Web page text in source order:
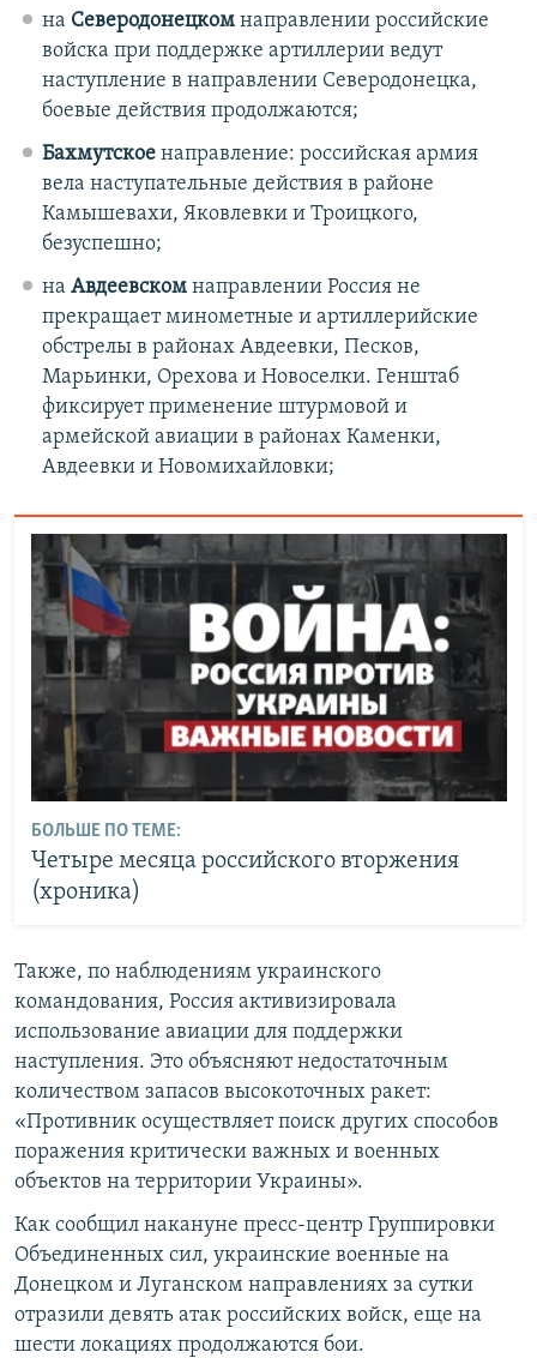
на Северодонецком направлении российские
войска при поддержке артиллерии ведут
наступление в направлении Северодонецка,
боевые действия продолжаются;
Бахмутскоенаправление: российская армия
вела наступательные действия в районе
Камышевахи, Яковлевки и Троицкого,
безуспешно;
на Авдеевскомнаправлении Россия не
прекращает минометные и артиллерийские
обстрелы в районах Авдеевки, Песков,
Марьинки, Орехова и Новоселки. Генштаб
фиксирует применение штурмовой и
армейской авиации в районах Каменки,
Авдеевки и Новомихайловки;
БОЛЬШЕ ПО ТЕМЕ:
Четыре месяца российского вторжения
(хроника)
Также, по наблюдениям украинского
командования, Россия активизировала
использование авиации для поддержки
наступления. Это объясняют недостаточным
количеством запасов высокоточных ракет:
«Противник осуществляет поиск других способов
поражения критически важных и военных
объектов на территории Украины».
Как сообщил накануне пресс-центр Группировки
Объединенных сил, украинские военные на
Донецком и Луганском направлениях за сутки
отразили девять атак российских войск, еще на
шести локациях продолжаются бои.